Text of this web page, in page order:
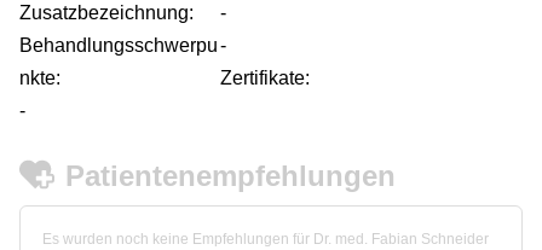
Zusatzbezeichnung:
-
Behandlungsschwerpu
nkte:
-
Zertifikate:
-
Patientenempfehlungen
Es wurden noch keine Empfehlungen für Dr. med. Fabian Schneider